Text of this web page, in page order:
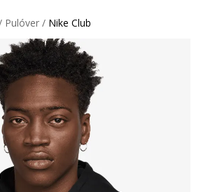
Pulóver Nike Club